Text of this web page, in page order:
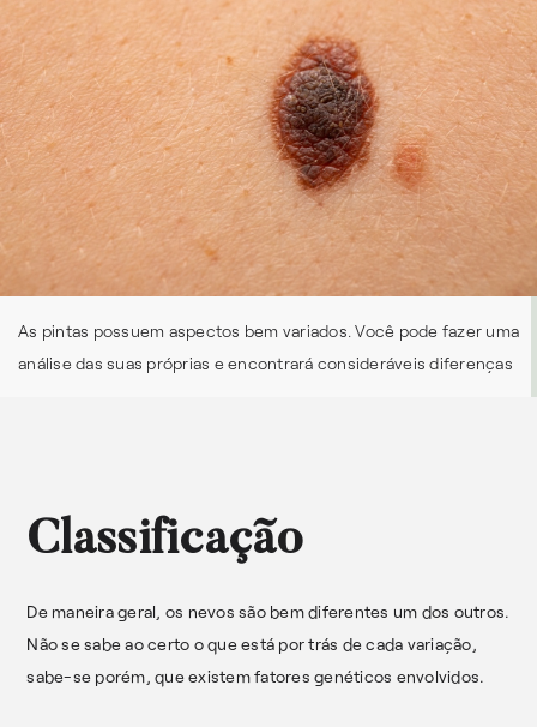
As pintas possuem aspectos bem variados. Você pode fazer uma
análise das suas próprias e encontrará consideráveis diferenças
Classificação
De maneira geral, os nevos são bem diferentes um dos outros.
Não se sabe ao certo o que está por trás de cada variação,
sabe-se porém, que existem fatores genéticos envolvidos.